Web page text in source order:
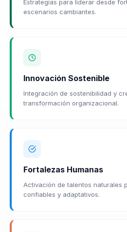
Estrategias para liderar desde
escenarios cambiantes.
Innovación Sostenible
Integración de sostenibilidad y
transformación organizacional.
Fortalezas Humanas
Activación de talentos naturales
confiables y adaptativos.